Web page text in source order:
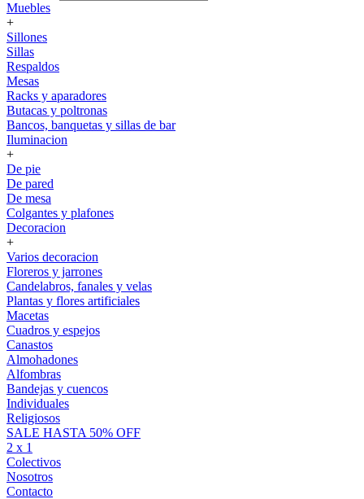
Muebles
+
Sillones
Sillas
Respaldos
Mesas
Racks y aparadores
Butacas y poltronas
Bancos, banquetas y sillas de bar
Iluminacion
+
De pie
De pared
De mesa
Colgantes y plafones
Decoracion
+
Varios decoracion
Floreros y jarrones
Candelabros, fanales y velas
Plantas y flores artificiales
Macetas
Cuadros y espejos
Canastos
Almohadones
Alfombras
Bandejas y cuencos
Individuales
Religiosos
SALE HASTA 50% OFF
2 x 1
Colectivos
Nosotros
Contacto